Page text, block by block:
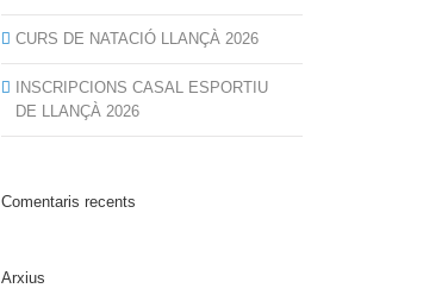
CURS DE NATACIÓ LLANÇÀ 2026
INSCRIPCIONS CASAL ESPORTIU
DE LLANÇÀ 2026
Comentaris recents
Arxius